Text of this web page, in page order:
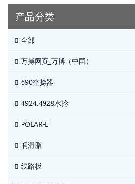
产品分类
全部
万搏网页_万搏（中国）
690空捻器
4924.4928水捻
POLAR-E
润滑脂
线路板